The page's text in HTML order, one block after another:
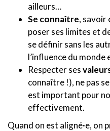
ailleurs…
Se connaître, savoir
poser ses limites et
se définir sans les
l’influence du
Respecter ses
connaître !), ne pas
est important pour
effectivement.
Quand on est aligné·e, on